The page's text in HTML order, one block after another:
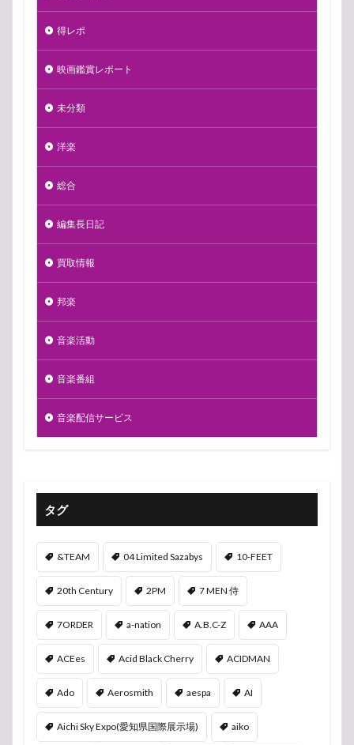
得レポ
映画鑑賞レポート
未分類
洋楽
総合
編集長日記
買取情報
邦楽
音楽活動
音楽番組
音楽配信サービス
タグ
&TEAM 04 Limited Sazabys 10-FEET
20th Century 2PM 7 MEN 侍
7ORDER a-nation A.B.C-Z AAA
ACEes Acid Black Cherry ACIDMAN
Ado Aerosmith aespa AI
Aichi Sky Expo(愛知県国際展示場) aiko